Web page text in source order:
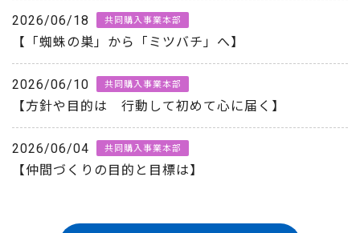
2026/06/18 共同購入事業本部
【「蜘蛛の巣」から「ミツバチ」へ】
2026/06/10 共同購入事業本部
【方針や目的は 行動して初めて心に届く】
2026/06/04 共同購入事業本部
【仲間づくりの目的と目標は】